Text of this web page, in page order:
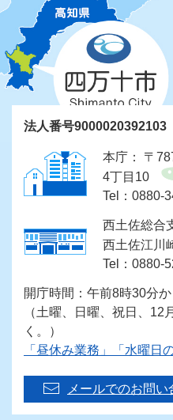
法人番号9000020392103
本庁： 〒
4丁目10
Tel：0880-
西土佐総合
西土佐江川
Tel：0880-
開庁時間：午前8時30分
（土曜、日曜、祝日、12
く。）
「昼休み業務」「水曜日
メールでのお問い